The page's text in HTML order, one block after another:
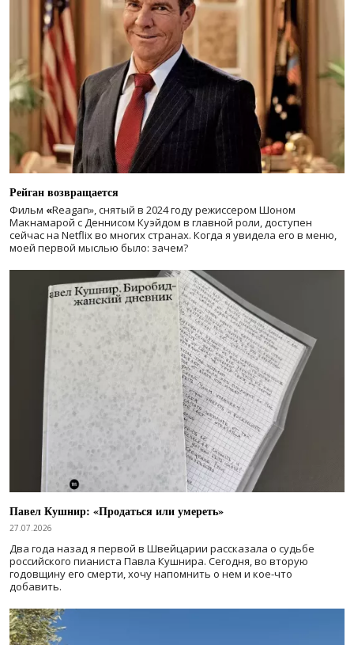
Рейган возвращается
Фильм «Reagan», снятый в 2024 годурежиссером Шоном
Макнамарой с Деннисом Куэйдом в главной роли, доступен
сейчас на Netflix во многих странах. Когда я увидела его в меню,
моей первой мыслью было: зачем?
Павел Кушнир: «Продаться или умереть»
27.07.2026
Два года назад я первой в Швейцарии рассказала о судьбе
российского пианиста Павла Кушнира. Сегодня, во вторую
годовщину его смерти, хочу напомнить о нем и кое-что
добавить.